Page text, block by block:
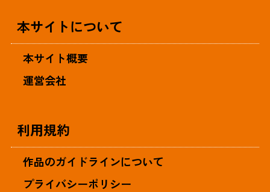
本サイトについて
本サイト概要
運営会社
利用規約
作品のガイドラインについて
プライバシーポリシー